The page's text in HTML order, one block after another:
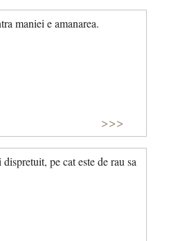
maniei e amanarea.
>>>
pe cat este de rau sa